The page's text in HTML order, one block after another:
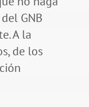
GNB
A la
de los